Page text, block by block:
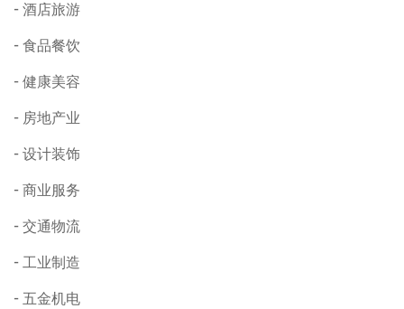
酒店旅游
食品餐饮
健康美容
房地产业
设计装饰
商业服务
交通物流
工业制造
五金机电